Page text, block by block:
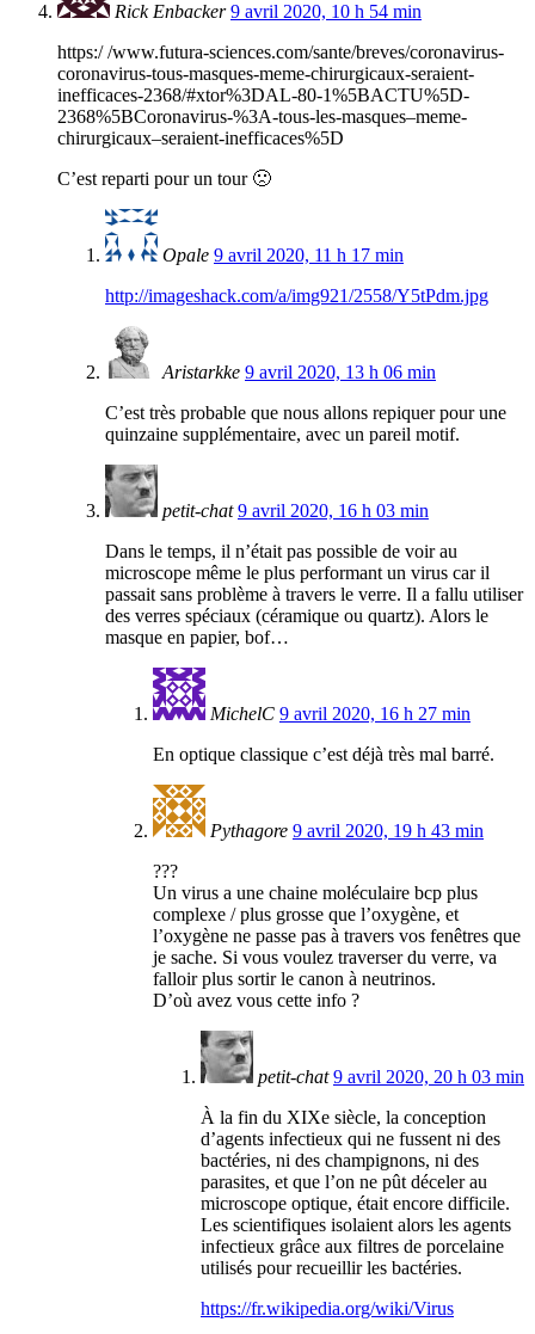
Rick Enbacker 9 avril 2020, 10 h 54 min
https:/ /www.futura-sciences.com/sante/breves/coronavirus-
coronavirus-tous-masques-meme-chirurgicaux-seraient-
inefficaces-2368/#xtor%3DAL-80-1%5BACTU%5D-
2368%5BCoronavirus-%3A-tous-les-masques–meme-
chirurgicaux–seraient-inefficaces%5D
C’est reparti pour un tour 🙁
Opale 9 avril 2020, 11 h 17 min
http://imageshack.com/a/img921/2558/Y5tPdm.jpg
Aristarkke 9 avril 2020, 13 h 06 min
C’est très probable que nous allons repiquer pour une
quinzaine supplémentaire, avec un pareil motif.
petit-chat 9 avril 2020, 16 h 03 min
Dans le temps, il n’était pas possible de voir au
microscope même le plus performant un virus car il
passait sans problème à travers le verre. Il a fallu utiliser
des verres spéciaux (céramique ou quartz). Alors le
masque en papier, bof…
MichelC 9 avril 2020, 16 h 27 min
En optique classique c’est déjà très mal barré.
Pythagore 9 avril 2020, 19 h 43 min
???
Un virus a une chaine moléculaire bcp plus
complexe / plus grosse que l’oxygène, et
l’oxygène ne passe pas à travers vos fenêtres que
je sache. Si vous voulez traverser du verre, va
falloir plus sortir le canon à neutrinos.
D’où avez vous cette info ?
petit-chat 9 avril 2020, 20 h 03 min
À la fin du XIXe siècle, la conception
d’agents infectieux qui ne fussent ni des
bactéries, ni des champignons, ni des
parasites, et que l’on ne pût déceler au
microscope optique, était encore difficile.
Les scientifiques isolaient alors les agents
infectieux grâce aux filtres de porcelaine
utilisés pour recueillir les bactéries.
https://fr.wikipedia.org/wiki/Virus